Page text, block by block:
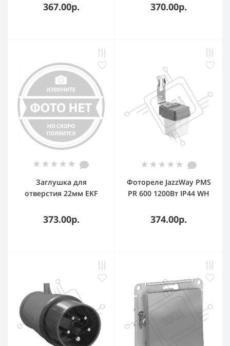
367.00р. 370.00р.
Заглушка для
отверcтия 22мм EKF
373.00р.
Фотореле JazzWay PMS
PR 600 1200Вт IP44 WH
374.00р.